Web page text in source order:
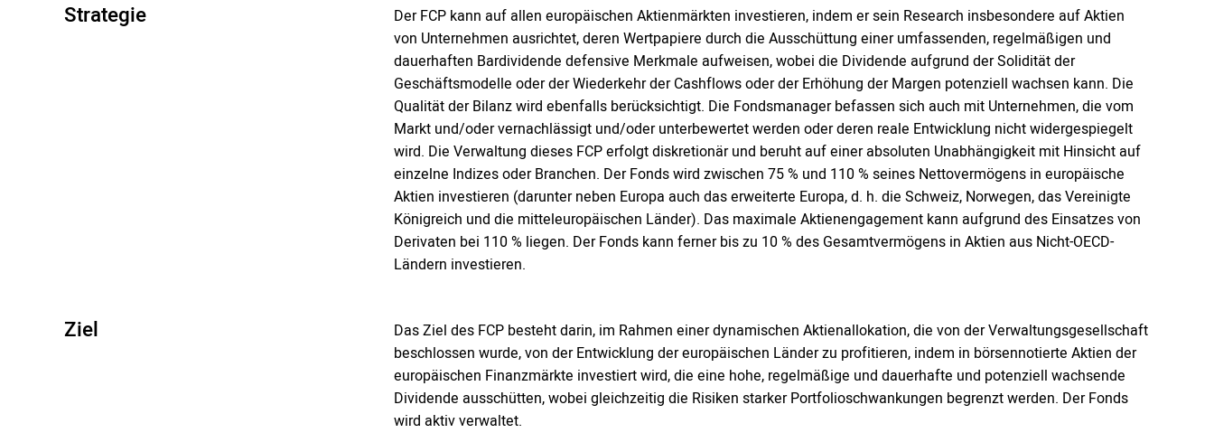
Strategie
Der FCP kann auf allen europäischen Aktienmärkten investieren, indem er sein Research insbesondere auf Aktien
von Unternehmen ausrichtet, deren Wertpapiere durch die Ausschüttung einer umfassenden, regelmäßigen und
dauerhaften Bardividende defensive Merkmale aufweisen, wobei die Dividende aufgrund der Solidität der
Geschäftsmodelle oder der Wiederkehr der Cashflows oder der Erhöhung der Margen potenziell wachsen kann. Die
Qualität der Bilanz wird ebenfalls berücksichtigt. Die Fondsmanager befassen sich auch mit Unternehmen, die vom
Markt und/oder vernachlässigt und/oder unterbewertet werden oder deren reale Entwicklung nicht widergespiegelt
wird. Die Verwaltung dieses FCP erfolgt diskretionär und beruht auf einer absoluten Unabhängigkeit mit Hinsicht auf
einzelne Indizes oder Branchen. Der Fonds wird zwischen 75 % und 110 % seines Nettovermögens in europäische
Aktien investieren (darunter neben Europa auch das erweiterte Europa, d. h. die Schweiz, Norwegen, das Vereinigte
Königreich und die mitteleuropäischen Länder). Das maximale Aktienengagement kann aufgrund des Einsatzes von
Derivaten bei 110 % liegen. Der Fonds kann ferner bis zu 10 % des Gesamtvermögens in Aktien aus Nicht-OECD-
Ländern investieren.
Ziel
Das Ziel des FCP besteht darin, im Rahmen einer dynamischen Aktienallokation, die von der Verwaltungsgesellschaft
beschlossen wurde, von der Entwicklung der europäischen Länder zu profitieren, indem in börsennotierte Aktien der
europäischen Finanzmärkte investiert wird, die eine hohe, regelmäßige und dauerhafte und potenziell wachsende
Dividende ausschütten, wobei gleichzeitig die Risiken starker Portfolioschwankungen begrenzt werden. Der Fonds
wird aktiv verwaltet.